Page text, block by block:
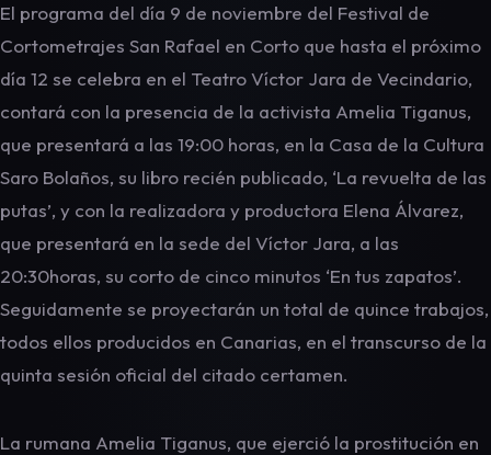
El programa del día 9 de noviembre del Festival de
Cortometrajes San Rafael en Corto que hasta el próximo
día 12 se celebra en el Teatro Víctor Jara de Vecindario,
contará con la presencia de la activista Amelia Tiganus,
que presentará a las 19:00 horas, en la Casa de la Cultura
Saro Bolaños, su libro recién publicado, ‘La revuelta de las
putas’, y con la realizadora y productora Elena Álvarez,
que presentará en la sede del Víctor Jara, a las
20:30horas, su corto de cinco minutos ‘En tus zapatos’.
Seguidamente se proyectarán un total de quince trabajos,
todos ellos producidos en Canarias, en el transcurso de la
quinta sesión oficial del citado certamen.
La rumana Amelia Tiganus, que ejerció la prostitución en